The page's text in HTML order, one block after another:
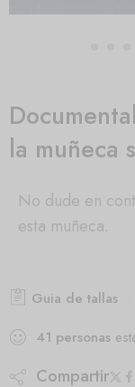
la muñeca
No dude en
esta muñeca.
Guia de tallas
41 personas
Compartir